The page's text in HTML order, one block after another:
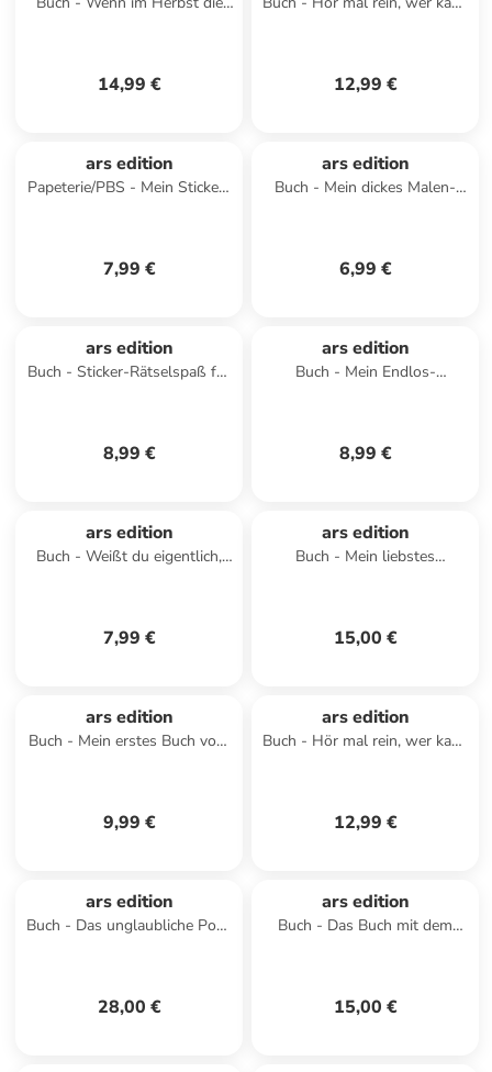
14,99 € 12,99 €
ars edition
Papeterie/PBS - Mein Sticker-
7,99 €
ars edition
Buch - Mein dickes Malen-
6,99 €
ars edition
Buch - Sticker-Rätselspaß für
8,99 €
ars edition
Buch - Mein Endlos-
8,99 €
ars edition
Buch - Weißt du eigentlich,
7,99 €
ars edition
Buch - Mein liebstes
15,00 €
ars edition
Buch - Mein erstes Buch vom
9,99 €
ars edition
Buch - Hör mal rein, wer kann
12,99 €
ars edition
Buch - Das unglaubliche Pop-
28,00 €
ars edition
Buch - Das Buch mit dem
15,00 €